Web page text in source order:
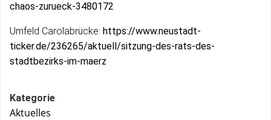
chaos-zurueck-3480172
Umfeld Carolabrücke: https://www.neustadt-
ticker.de/236265/aktuell/sitzung-des-rats-des-
stadtbezirks-im-maerz
Kategorie
Aktuelles